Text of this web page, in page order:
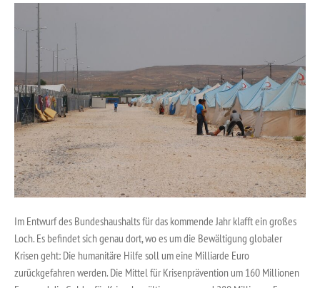
Im Entwurf des Bundeshaushalts für das kommende Jahr klafft ein großes
Loch. Es befindet sich genau dort, wo es um die Bewältigung globaler
Krisen geht: Die humanitäre Hilfe soll um eine Milliarde Euro
zurückgefahren werden. Die Mittel für Krisenprävention um 160 Millionen